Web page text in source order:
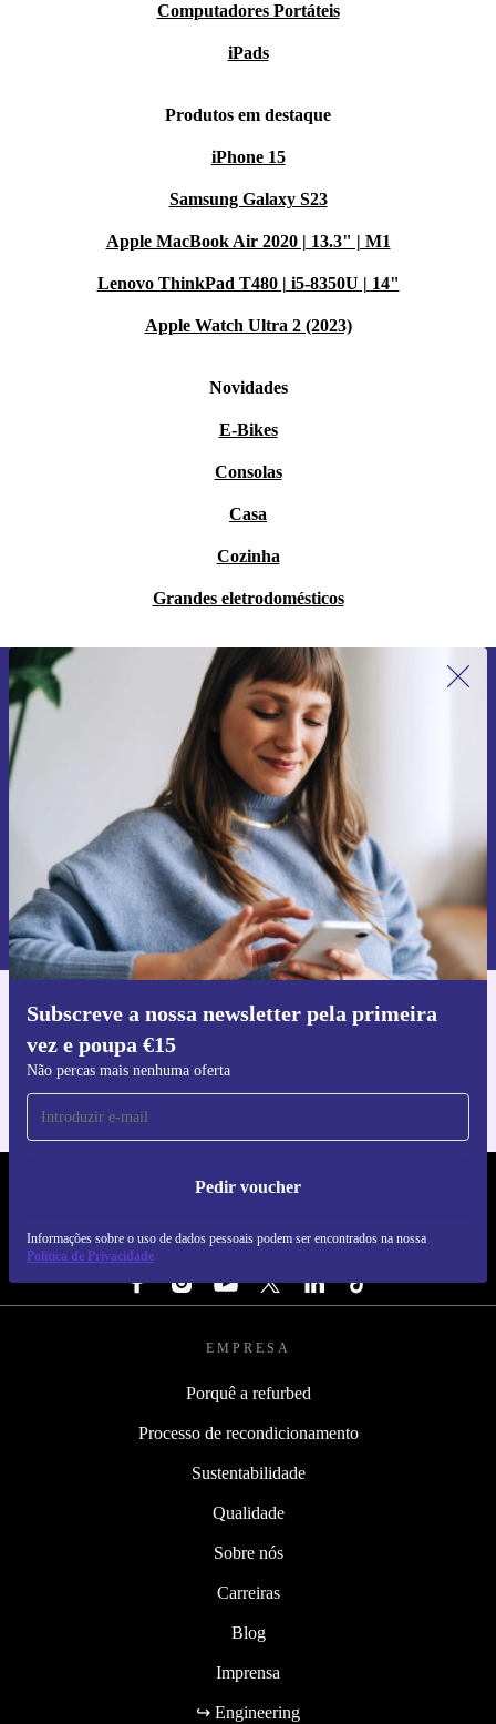
Computadores Portáteis
iPads
Produtos em destaque
iPhone 15
Samsung Galaxy S23
Apple MacBook Air 2020 | 13.3" | M1
Lenovo ThinkPad T480 | i5-8350U | 14"
Apple Watch Ultra 2 (2023)
Novidades
E-Bikes
Consolas
Casa
Cozinha
Grandes eletrodomésticos
Subscreve a nossa newsletter pela primeira
vez e poupa €15
Não percas mais nenhuma oferta
Pedir voucher
Informações sobre o uso de dados pessoais podem ser encontrados na nossa
Política de Privacidade
Subscreve a nossa newsletter pela
primeira vez e poupa 15€!
Não percas mais nenhuma oferta.
Pedir voucher
Informações sobre o uso de dados pessoais podem ser encontrados na
nossa
Política de Privacidade.
Faz o download da app refurbed
Para iOS e Android
REFURBED PORTUGAL - RETHINK NEW.
SEGUE-NOS
EMPRESA
Porquê a refurbed
Processo de recondicionamento
Sustentabilidade
Qualidade
Sobre nós
Carreiras
Blog
Imprensa
↪ Engineering